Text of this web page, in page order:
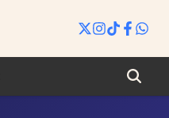
Search